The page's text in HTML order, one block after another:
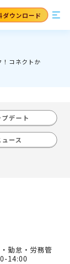
ダウンロード
！コネクトか
プデート
ュース
勤怠・労務管
14:00